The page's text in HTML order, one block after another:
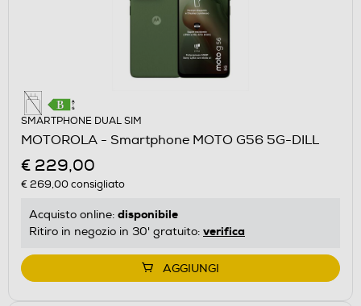
SMARTPHONE DUAL SIM
MOTOROLA - Smartphone MOTO G56 5G-DILL
€ 229,00
€ 269,00consigliato
Acquisto online: disponibile
Ritiro in negozio in 30' gratuito: verifica
AGGIUNGI